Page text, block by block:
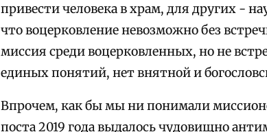
привести человека в храм, для других -
что воцерковление невозможно без
миссия среди воцерковленных, но не
единых понятий, нет внятной и
Впрочем, как бы мы ни понимали
поста 2019 года выдалось чудовищно